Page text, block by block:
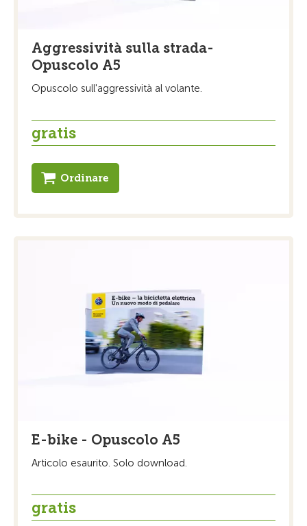
Aggressività sulla strada-
Opuscolo A5
Opuscolo sull'aggressività al volante.
gratis
Ordinare
E-bike - Opuscolo A5
Articolo esaurito. Solo download.
gratis